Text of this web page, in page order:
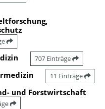
707 Einträge
11 Einträge
und Forstwirtschaft